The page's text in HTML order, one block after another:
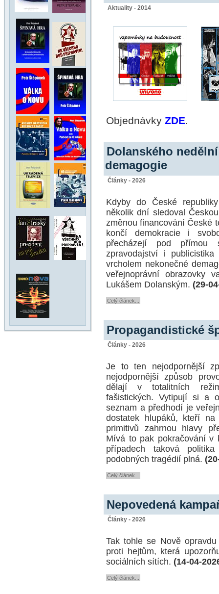
Aktuality - 2014
Objednávky ZDE.
Dolanského
demagogie
Články - 2026
Kdyby do České
několik dní sledoval
změnou financování České
končí demokracie i
přecházejí pod přímou
zpravodajství i
vrcholem nekonečné
veřejnoprávní obrazovky
Lukášem Dolanským. (29-
Celý článek...
Propagandistické
Články - 2026
Je to ten nejodpornější
nejodpornější způsob
dělají v totalitních
fašistických. Vytipují si a
seznam a předhodí je
dostatek hlupáků, kteří
primitivů zahrnou hlavy
Mívá to pak pokračování v
případech taková
podobných tragédií plná.
Celý článek...
Nepovedená
Články - 2026
Tak tohle se Nově
proti hejtům, která
sociálních sítích. (14-04-
Celý článek...